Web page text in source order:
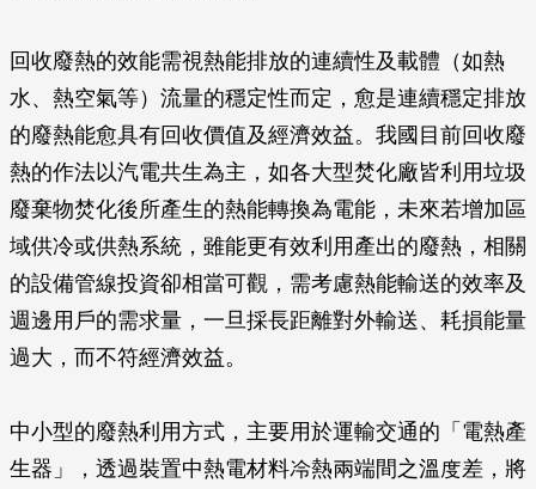
回收廢熱的效能需視熱能排放的連續性及載體（如熱
水、熱空氣等）流量的穩定性而定，愈是連續穩定排放
的廢熱能愈具有回收價值及經濟效益。我國目前回收廢
熱的作法以汽電共生為主，如各大型焚化廠皆利用垃圾
廢棄物焚化後所產生的熱能轉換為電能，未來若增加區
域供冷或供熱系統，雖能更有效利用產出的廢熱，相關
的設備管線投資卻相當可觀，需考慮熱能輸送的效率及
週邊用戶的需求量，一旦採長距離對外輸送、耗損能量
過大，而不符經濟效益。
中小型的廢熱利用方式，主要用於運輸交通的「電熱產
生器」，透過裝置中熱電材料冷熱兩端間之溫度差，將